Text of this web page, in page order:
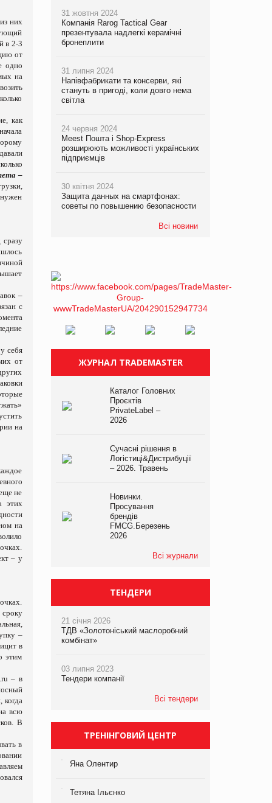
них
в 2-3
от
одно
на
как
–
–
с
себя
от
на
не
этих
на
– у
–
в
этим
– в
когда
всю
В
в
31 жовтня 2024
Компанія Rarog Tactical Gear
презентувала надлегкі керамічні
бронеплити
31 липня 2024
Напівфабрикати та консерви, які
стануть в пригоді, коли довго нема
світла
24 червня 2024
Meest Пошта і Shop-Express
розширюють можливості українських
підприємців
30 квітня 2024
Защита данных на смартфонах:
советы по повышению безопасности
Всі новини
ЖУРНАЛ TRADEMASTER
Каталог Головних
Проєктів
PrivateLabel –
2026
Сучасні рішення в
Логістиці&Дистрибуції
– 2026. Травень
Новинки.
Просування
брендів
FMCG.Березень
2026
Всі журнали
ТЕНДЕРИ
21 січня 2026
ТДВ «Золотоніський маслоробний
комбінат»
03 липня 2023
Тендери компанії
Всі тендери
ТРЕНІНГОВИЙ ЦЕНТР
Яна Олентир
Тетяна Ільєнко